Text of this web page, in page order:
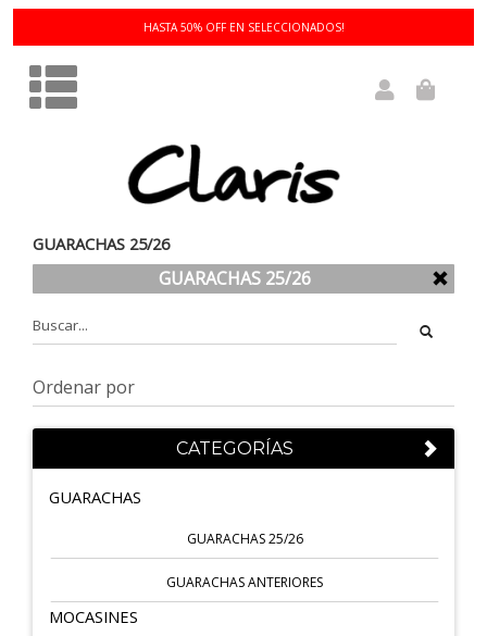
3 Y 6 CUOTAS SIN INTERÉS!
GUARACHAS 25/26
GUARACHAS 25/26
CATEGORÍAS
GUARACHAS
GUARACHAS 25/26
GUARACHAS ANTERIORES
MOCASINES